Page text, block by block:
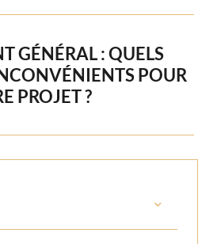
GÉNÉRAL : QUELS
POUR
PROJET ?